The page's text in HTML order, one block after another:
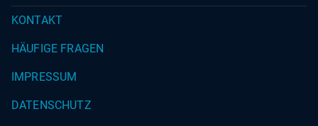
KONTAKT
HÄUFIGE FRAGEN
IMPRESSUM
DATENSCHUTZ